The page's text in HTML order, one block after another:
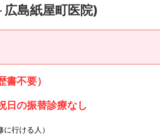
島紙屋町医院)
不要）
の振替診療なし
行ける人）